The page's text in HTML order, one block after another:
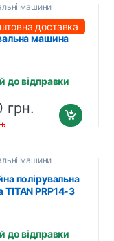
машини
доставка
машина
до відправки
грн.
машини
полірувальна
PRP14-3
до відправки